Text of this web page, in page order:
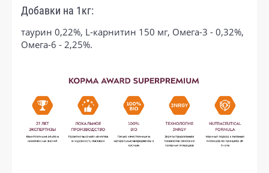
Добавки на 1кг:
таурин 0,22%, L-карнитин 150 мг, Омега-3 - 0,32%,
Омега-6 - 2,25%.